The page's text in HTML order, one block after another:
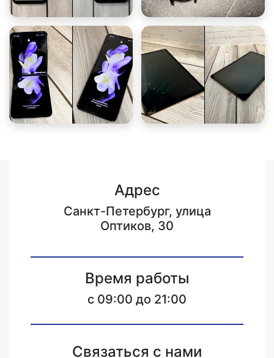
Адрес
Санкт-Петербург, улица
Оптиков, 30
Время работы
c 09:00 до 21:00
Связаться с нами